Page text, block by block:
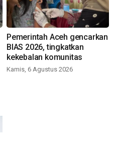
Pemerintah Aceh gencarkan
BIAS 2026, tingkatkan
kekebalan komunitas
Kamis, 6 Agustus 2026